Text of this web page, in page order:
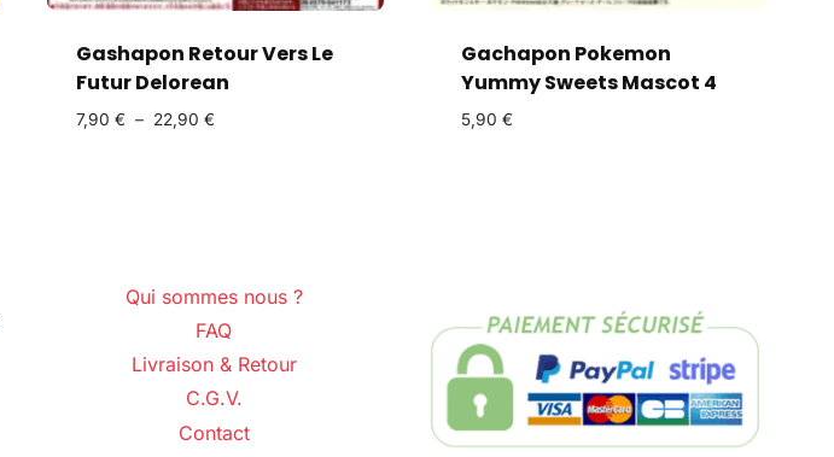
Gashapon Retour Vers Le
Futur Delorean
7,90 € – 22,90 €
Gachapon Pokemon
Yummy Sweets Mascot 4
5,90 €
Qui sommes nous ?
FAQ
Livraison & Retour
C.G.V.
Contact